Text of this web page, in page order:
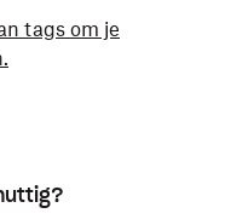
tags om je